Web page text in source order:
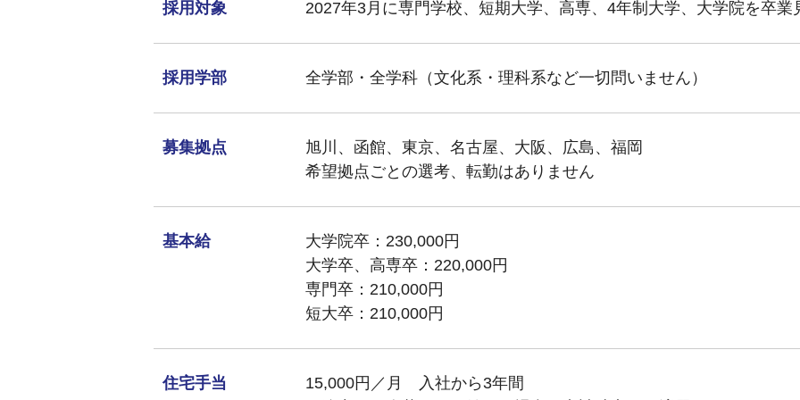
採用対象 2027年3月に専門学校、短期大学、高専、4年制大学、大学院を卒業
採用学部 全学部・全学科（文化系・理科系など一切問いません）
募集拠点
旭川、函館、東京、名古屋、大阪、広島、福岡
希望拠点ごとの選考、転勤はありません
基本給
大学院卒：230,000円
大学卒、高専卒：220,000円
専門卒：210,000円
短大卒：210,000円
住宅手当
15,000円／月 入社から3年間